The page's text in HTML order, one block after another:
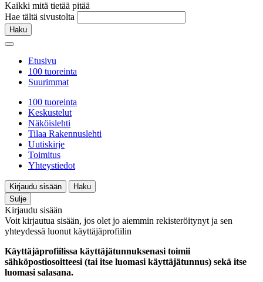
Kaikki mitä tietää pitää
Hae tältä sivustolta
Haku
Etusivu
100 tuoreinta
Suurimmat
100 tuoreinta
Keskustelut
Näköislehti
Tilaa Rakennuslehti
Uutiskirje
Toimitus
Yhteystiedot
Kirjaudu sisään
Haku
Sulje
Kirjaudu sisään
Voit kirjautua sisään, jos olet jo aiemmin rekisteröitynyt ja sen
yhteydessä luonut käyttäjäprofiilin
Käyttäjäprofiilissa käyttäjätunnuksenasi toimii
sähköpostiosoitteesi (tai itse luomasi käyttäjätunnus) sekä itse
luomasi salasana.